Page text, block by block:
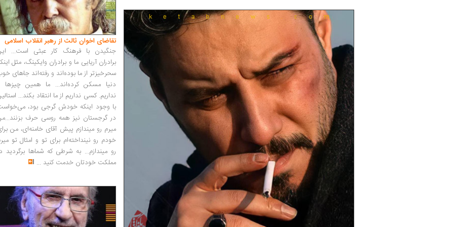
تقاضای اخوان ثالث از رهبر انقلاب اسلامی
جنگیدن با فرهنگ کار عبثی است...
برادران آریایی ما و برادران وایکینگ، مثل
سحرخیزتر از ما بوده‌اند و رفته‌اند جاهای
دنیا مسکن کرده‌اند... ما همین چیزها
نداریم. کسی نداریم از ما انتقاد بکند...
با وجود اینکه خودش گرجی بود،
در گرجستان نیز همه روسی حرف
میرم رو میندازم پیش آقای خامنه‌ای، من
خودم رو نینداخته‌ام برای تو و امثال تو
رو میندازم... به شرطی که شماها برگردید
مملکت خودتان خدمت کنید ...